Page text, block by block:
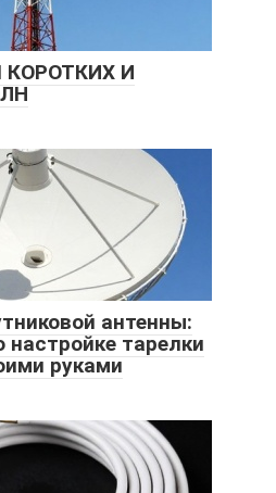
И
антенны:
тарелки
руками